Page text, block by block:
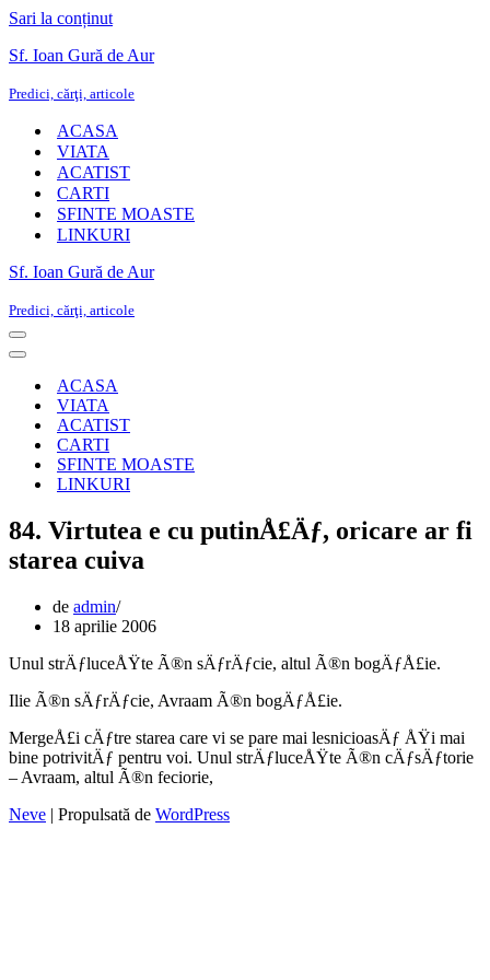
Sari la conținut
Sf. Ioan Gură de Aur
Predici, cărţi, articole
ACASA
VIATA
ACATIST
CARTI
SFINTE MOASTE
LINKURI
Sf. Ioan Gură de Aur
Predici, cărţi, articole
Meniu
de
Meniu
navigareACASA
VIATA
ACATIST
CARTI
SFINTE MOASTE
LINKURI
84. Virtutea e cu putinÅ£Äƒ, oricare ar fi
starea cuiva
de admin
18 aprilie 2006
Unul strÄƒluceÅŸte Ã®n sÄƒrÄƒcie, altul Ã®n bogÄƒÅ£ie.
Ilie Ã®n sÄƒrÄƒcie, Avraam Ã®n bogÄƒÅ£ie.
MergeÅ£i cÄƒtre starea care vi se pare mai lesnicioasÄƒ ÅŸi mai
bine potrivitÄƒ pentru voi. Unul strÄƒluceÅŸte Ã®n cÄƒsÄƒtorie
– Avraam, altul Ã®n feciorie,
Neve | Propulsată de WordPress